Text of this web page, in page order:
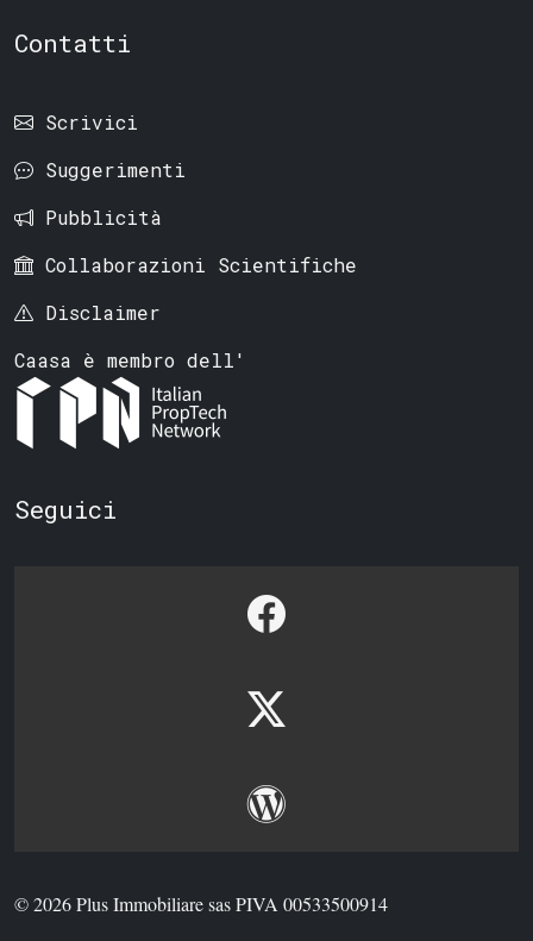
Contatti
Scrivici
Suggerimenti
Pubblicità
Collaborazioni Scientifiche
Disclaimer
Caasa è membro dell'
Seguici
© 2026 Plus Immobiliare sas PIVA 00533500914